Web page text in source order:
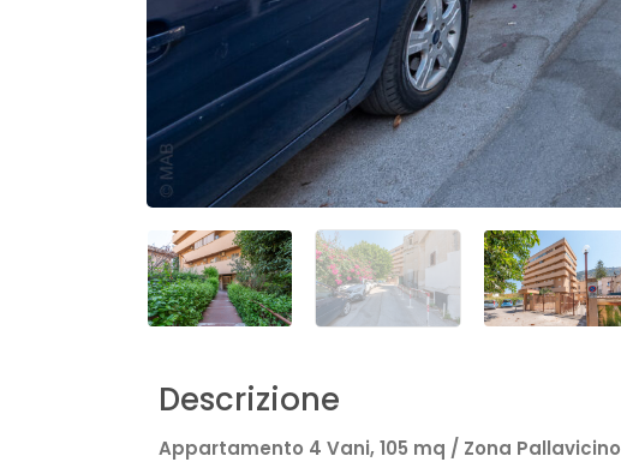
Descrizione
Appartamento 4 Vani, 105 mq / Zona Pallavicino